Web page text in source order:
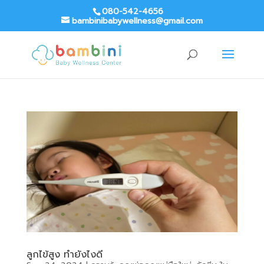
080-542-4656
bambinibabywellness@gmail.com
ลูกไข้สูง ทำยังไงดี